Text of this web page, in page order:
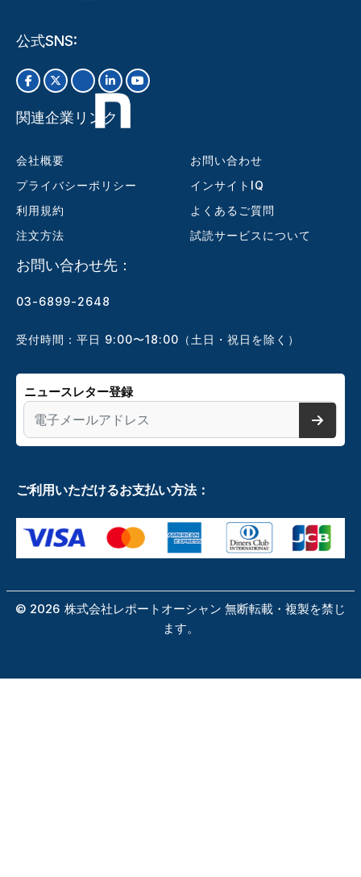
公式SNS:
関連企業リンク
会社概要
プライバシーポリシー
利用規約
注文方法
お問い合わせ
インサイトIQ
よくあるご質問
試読サービスについて
お問い合わせ先：
03-6899-2648
受付時間：平日 9:00〜18:00（土日・祝日を除く）
ニュースレター登録
ご利用いただけるお支払い方法：
© 2026 株式会社レポートオーシャン 無断転載・複製を禁じ
ます。